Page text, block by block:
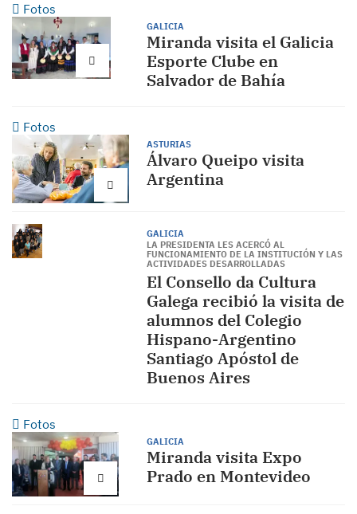
Fotos
GALICIA
Miranda visita el Galicia
Esporte Clube en
Salvador de Bahía
Fotos
ASTURIAS
Álvaro Queipo visita
Argentina
GALICIA
LA PRESIDENTA LES ACERCÓ AL
FUNCIONAMIENTO DE LA INSTITUCIÓN Y LAS
ACTIVIDADES DESARROLLADAS
El Consello da Cultura
Galega recibió la visita de
alumnos del Colegio
Hispano-Argentino
Santiago Apóstol de
Buenos Aires
Fotos
GALICIA
Miranda visita Expo
Prado en Montevideo